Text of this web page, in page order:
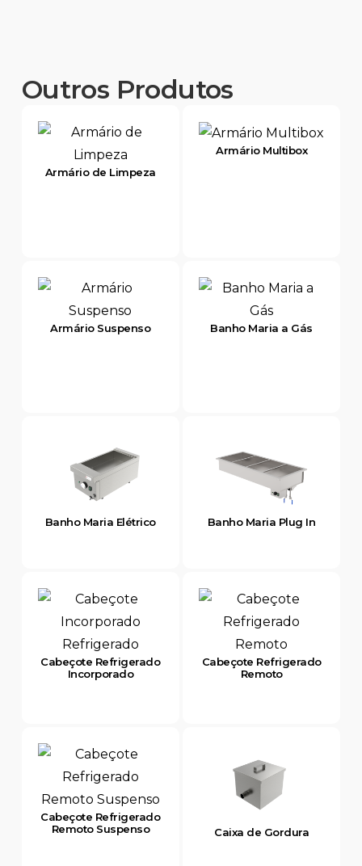
Outros Produtos
Armário de Limpeza
Armário Multibox
Armário Suspenso Banho Maria a Gás
Banho Maria Elétrico Banho Maria Plug In
Cabeçote Refrigerado
Incorporado
Cabeçote Refrigerado
Remoto
Cabeçote Refrigerado
Remoto Suspenso
Caixa de Gordura